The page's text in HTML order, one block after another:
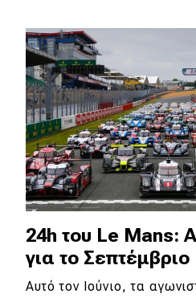
24h του Le Mans:
για το Σεπτέμβριο
Αυτό τον Ιούνιο, τα